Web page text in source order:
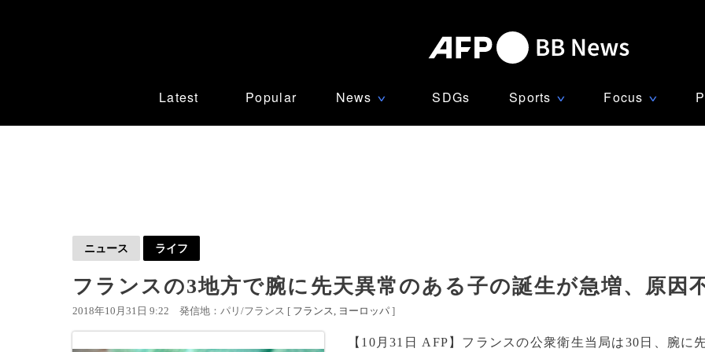
Latest Popular News ∨ SDGs Sports ∨ Focus ∨
ニュース ライフ
フランスの3地方で腕に先天異常のある子の誕生が急増、原因
2018年10月31日 9:22 発信地：パリ/フランス [ フランス ヨーロッパ ]
【10月31日 AFP】フランスの公衆衛生当局は30日、腕に